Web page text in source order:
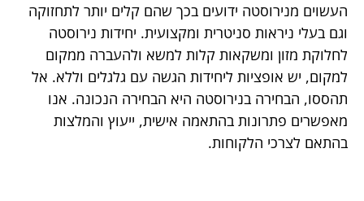
העשוים מנירוסטה ידועים בכך שהם קלים יותר לתחזוקה
וגם בעלי ניראות סניטרית ומקצועית. יחידות נירוסטה
לחלוקת מזון ומשקאות קלות למשא ולהעברה ממקום
למקום, יש אופציות ליחידות הגשה עם גלגלים וללא. אל
תהססו, הבחירה בנירוסטה היא הבחירה הנכונה. אנו
מאפשרים פתרונות בהתאמה אישית, ייעוץ והמלצות
בהתאם לצרכי הלקוחות.